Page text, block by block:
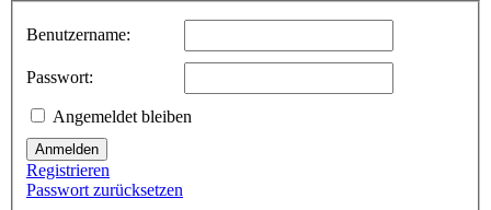
Benutzername:
Passwort:
Angemeldet bleiben
Anmelden
Registrieren
Passwort zurücksetzen